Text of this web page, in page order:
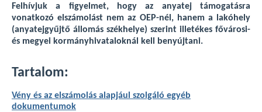
Felhívjuk a figyelmet, hogy az anyatej támogatásra
vonatkozó elszámolást nem az OEP-nél, hanem a lakóhely
(anyatejgyűjtő állomás székhelye) szerint illetékes fővárosi-
és megyei kormányhivataloknál kell benyújtani.
Tartalom:
Vény és az elszámolás alapjául szolgáló egyéb
dokumentumok